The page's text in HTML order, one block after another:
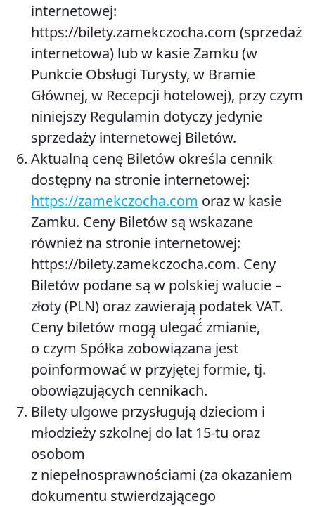
internetowej:
https://bilety.zamekczocha.com (sprzedaż
internetowa) lub w kasie Zamku (w
Punkcie Obsługi Turysty, w Bramie
Głównej, w Recepcji hotelowej), przy czym
niniejszy Regulamin dotyczy jedynie
sprzedaży internetowej Biletów.
Aktualną cenę Biletów określa cennik
dostępny na stronie internetowej:
https://zamekczocha.com oraz w kasie
Zamku. Ceny Biletów są wskazane
również na stronie internetowej:
https://bilety.zamekczocha.com. Ceny
Biletów podane są w polskiej walucie –
złoty (PLN) oraz zawierają podatek VAT.
Ceny biletów mogą̨ ulegać́ zmianie,
o czym Spółka zobowiązana jest
poinformować w przyjętej formie, tj.
obowiązujących cennikach.
Bilety ulgowe przysługują dzieciom i
młodzieży szkolnej do lat 15-tu oraz
osobom
z niepełnosprawnościami (za okazaniem
dokumentu stwierdzającego